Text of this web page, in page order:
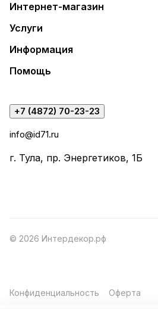
Интернет-магазин
Услуги
Информация
Помощь
+7 (4872) 70-23-23
info@id71.ru
г. Тула, пр. Энергетиков, 1Б
© 2026 Интердекор.рф
Конфиденциальность Оферта